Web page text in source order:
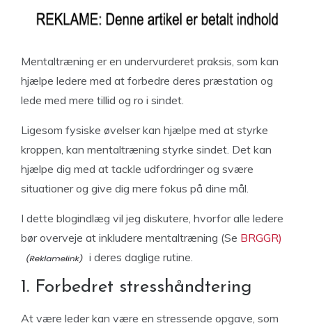
Mentaltræning er en undervurderet praksis, som kan
hjælpe ledere med at forbedre deres præstation og
lede med mere tillid og ro i sindet.
Ligesom fysiske øvelser kan hjælpe med at styrke
kroppen, kan mentaltræning styrke sindet. Det kan
hjælpe dig med at tackle udfordringer og svære
situationer og give dig mere fokus på dine mål.
I dette blogindlæg vil jeg diskutere, hvorfor alle ledere
bør overveje at inkludere mentaltræning (Se BRGGR)
i deres daglige rutine.
1. Forbedret stresshåndtering
At være leder kan være en stressende opgave, som